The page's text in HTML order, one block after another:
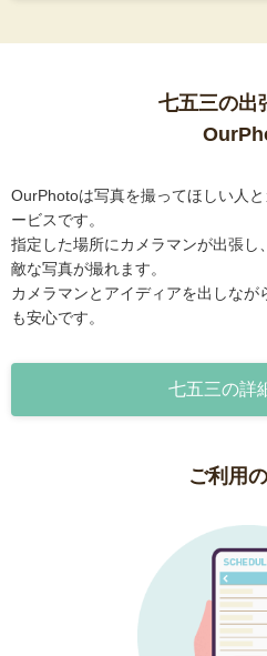
七五三の出
OurPhotoは写真を撮ってほしい人
ービスです。
指定した場所にカメラマンが出張
敵な写真が撮れます。
カメラマンとアイディアを出しな
も安心です。
七五三の詳
ご利用